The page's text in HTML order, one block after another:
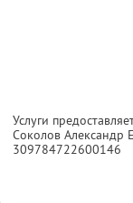
Услуги
Соколов Александр
309784722600146